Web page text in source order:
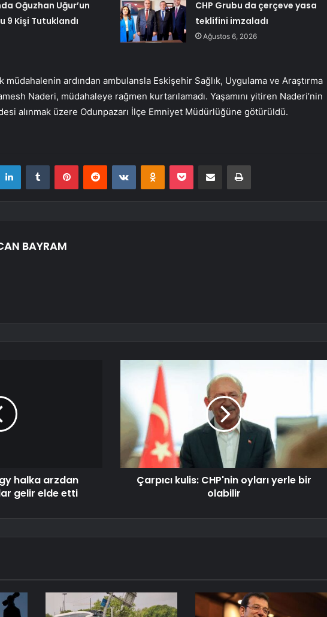
Oğuzhan Uğur’un
9 Kişi Tutuklandı
CHP Grubu da çerçeve yasa
teklifini imzaladı
Ağustos 6, 2026
müdahalenin ardından ambulansla Eskişehir Sağlık, Uygulama ve Araştırma
Naderi, müdahaleye rağmen kurtarılamadı. Yaşamını yitiren Naderi’nin
alınmak üzere Odunpazarı İlçe Emniyet Müdürlüğüne götürüldü.
LinkedInTumblr PinterestReddit VKontakteOdnoklassniki
Pocket E-Posta ile paylaş Yazdır
BAYRAM
halka arzdan
gelir elde etti
Çarpıcı kulis: CHP'nin oyları yerle bir
olabilir